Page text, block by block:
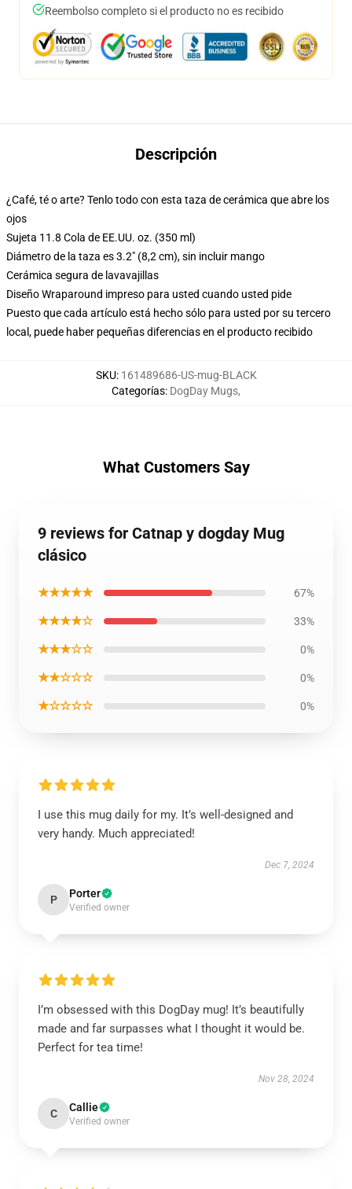
Reembolso completo si el producto no es recibido
Descripción
¿Café, té o arte? Tenlo todo con esta taza de cerámica que abre los
ojos
Sujeta 11.8 Cola de EE.UU. oz. (350 ml)
Diámetro de la taza es 3.2" (8,2 cm), sin incluir mango
Cerámica segura de lavavajillas
Diseño Wraparound impreso para usted cuando usted pide
Puesto que cada artículo está hecho sólo para usted por su tercero
local, puede haber pequeñas diferencias en el producto recibido
SKU: 161489686-US-mug-BLACK
Categorías: DogDay Mugs,
What Customers Say
9 reviews for Catnap y dogday Mug
clásico
★★★★★ 67%
★★★★☆ 33%
★★★☆☆ 0%
★★☆☆☆ 0%
★☆☆☆☆ 0%
I use this mug daily for my. It’s well-designed and
very handy. Much appreciated!
Dec 7, 2024
P Porter
Verified owner
I’m obsessed with this DogDay mug! It’s beautifully
made and far surpasses what I thought it would be.
Perfect for tea time!
Nov 28, 2024
C Callie
Verified owner